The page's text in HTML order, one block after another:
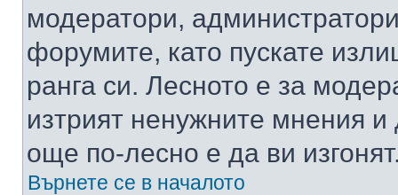
модератори,
форумите, като пускате
ранга си. Лесното е за
изтрият ненужните мнения
още по-лесно е да ви
Върнете се в началото